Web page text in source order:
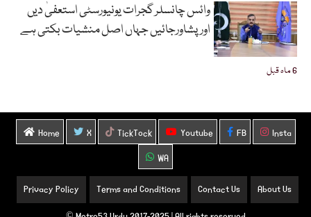
6 ماہ قبل
وائس چانسلر گجرات یونیورسٹی استعفیٰ دیں
اورپشاورجائیں جہاں اصل منشیات بکتی ہے
Home X TickTock Youtube FB
Insta
WA
About Us
Contact Us
Terms and Conditions
Privacy Policy